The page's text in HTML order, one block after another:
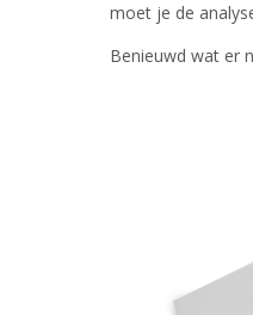
moet je de
Benieuwd wat er